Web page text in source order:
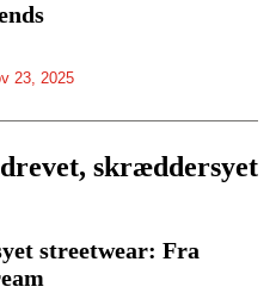
23, 2025
skræddersyet
streetwear: Fra